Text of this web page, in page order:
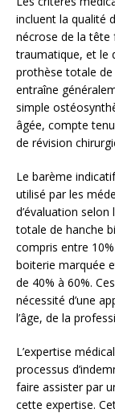
incluent la qualité
nécrose de la tête
traumatique, et le
prothèse totale
entraîne
simple
âgée, compte
de révision
Le barème
utilisé par les
d’évaluation
totale de hanche
compris entre
boiterie marquée
de 40% à 60%.
nécessité d’une
l’âge, de la
L’expertise
processus
faire assister par
cette expertise.